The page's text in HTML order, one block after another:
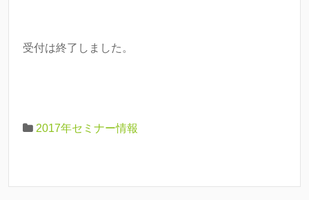
受付は終了しました。
2017年セミナー情報